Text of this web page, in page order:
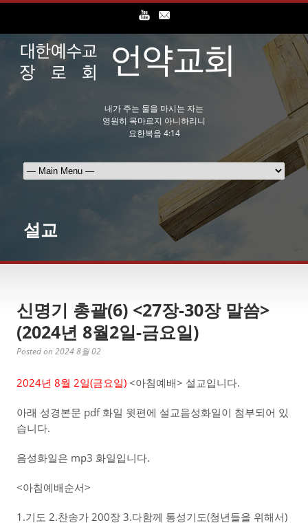
내가 주는 물을 마시는 자는
영원히 목마르지 아니하리니
요한복음 4:14
설교
신명기 총괄(6) <27장-30장 말씀>
(2024년 8월2일-금요일)
Posted on 2024 8월 02
2024년 8월 2일(금요일) <아침예배> 설교입니다.
아래 성경본문 pdf 화일 윗편에 설교음성화일이 첨부되어 있
습니다.
음성화일은 mp3 화일입니다.
<아침예배순서>
1.기도 2.찬송가 200장 3.다함께 통성기도(청년들을 위해서)